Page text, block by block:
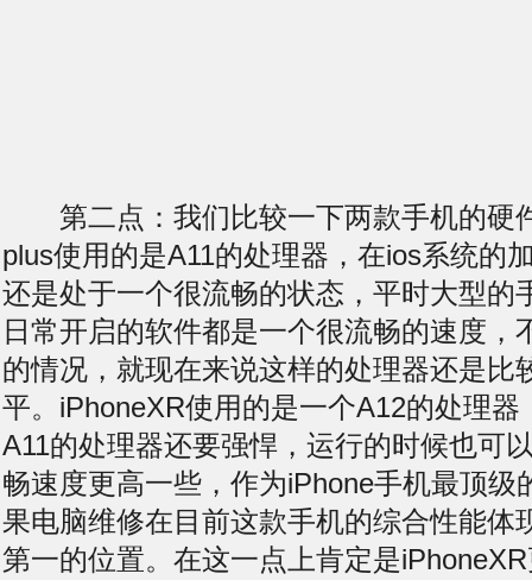
第二点：我们比较一下两款手机的硬
plus使用的是A11的处理器，在ios系统的
还是处于一个很流畅的状态，平时大型的
日常开启的软件都是一个很流畅的速度，
的情况，就现在来说这样的处理器还是比
平。iPhoneXR使用的是一个A12的处理器
A11的处理器还要强悍，运行的时候也可
畅速度更高一些，作为iPhone手机最顶级
果电脑维修在目前这款手机的综合性能体
第一的位置。在这一点上肯定是